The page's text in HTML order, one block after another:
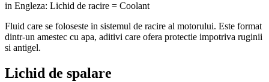
in Engleza: Lichid de racire = Coolant
Fluid care se foloseste in sistemul de racire al motorului. Este format
dintr-un amestec cu apa, aditivi care ofera protectie impotriva ruginii
si antigel.
Lichid de spalare